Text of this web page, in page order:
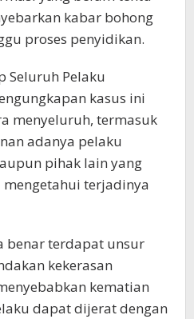
kabar bohong
proses penyidikan.
Seluruh Pelaku
kasus ini
menyeluruh, termasuk
adanya pelaku
pihak lain yang
terjadinya
benar terdapat unsur
kekerasan
kematian
dapat dijerat dengan